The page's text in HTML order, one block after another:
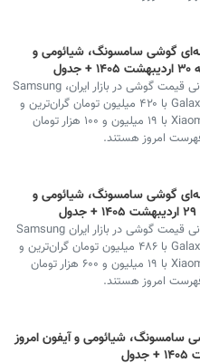
گوشی سامسونگ، شیائومی و
در جدیدترین به‌روزرسانی قیمت گوشی در بازار ایران، Samsung
Galaxy S۲۶ Ultra (۲۵۶GB) با ۴۲۰ میلیون تومان گران‌ترین و
Xiaomi Redmi A۵ (۶۴GB) با ۱۹ میلیون و ۱۰۰ هزار تومان
امروز هستند.
گوشی سامسونگ، شیائومی و
در جدیدترین به‌روزرسانی قیمت گوشی در بازار ایران Samsung
Galaxy S۲۶ Ultra (۲۵۶GB) با ۴۸۶ میلیون تومان گران‌ترین و
Xiaomi Redmi A۵ (۶۴GB) با ۱۹ میلیون و ۶۰۰ هزار تومان
امروز هستند.
سامسونگ، شیائومی و آیفون امروز